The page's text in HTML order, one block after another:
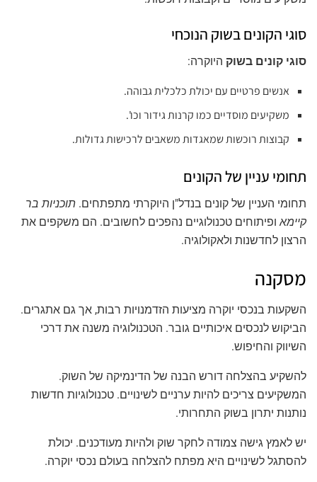
סוגי הקונים בשוק הנוכחי
סוגי קונים בשוק היוקרה:
אנשים פרטיים עם יכולת כלכלית גבוהה.
משקיעים מוסדיים כמו קרנות גידור וכו'.
קבוצות רוכשות שמאגדות משאבים לרכישות גדולות.
תחומי עניין של הקונים
תחומי העניין של קונים בנדל"ן היוקרתי מתפתחים. תוכניות בר
קיימא ופיתוחים טכנולוגיים נהפכים לחשובים. הם משקפים את
הרצון לחדשנות ולאקולוגיה.
מסקנה
השקעות בנכסי יוקרה מציעות הזדמנויות רבות, אך גם אתגרים.
הביקוש לנכסים איכותיים גובר. הטכנולוגיה משנה את דרכי
השיווק והחיפוש.
להשקיע בהצלחה דורש הבנה של הדינמיקה של השוק.
המשקיעים צריכים להיות ערניים לשינויים. טכנולוגיות חדשות
נותנות יתרון בשוק התחרותי.
יש לאמץ גישה צמודה לחקר שוק ולהיות מעודכנים. יכולת
להסתגל לשינויים היא מפתח להצלחה בעולם נכסי יוקרה.